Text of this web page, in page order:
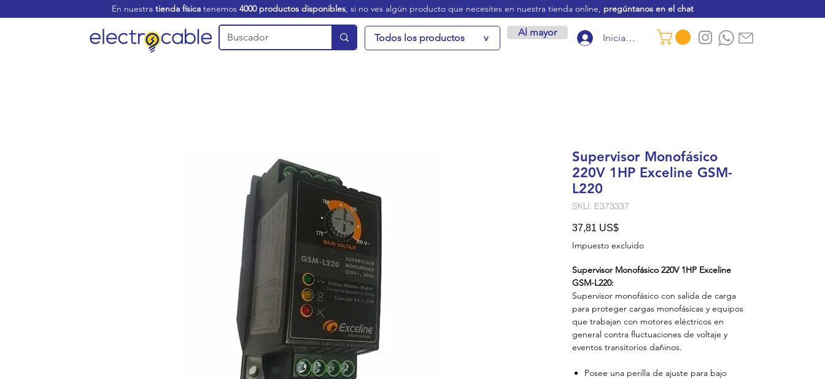
En nuestra tienda física tenemos 4000 productos disponibles, si no ves algún producto que necesites en nuestra tienda online, pregúntanos en el chat
Todos los productos v Al mayor Iniciar sesión
Supervisor Monofásico
220V 1HP Exceline GSM-
L220
SKU: E373337
37,81 US$Precio
Impuesto excluido
Supervisor Monofásico 220V 1HP Exceline
GSM-L220:
Supervisor monofásico con salida de carga
para proteger cargas monofásicas y equipos
que trabajan con motores eléctricos en
general contra fluctuaciones de voltaje y
eventos transitorios dañinos.
Posee una perilla de ajuste para bajo